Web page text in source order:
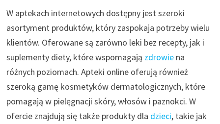
W aptekach internetowych dostępny jest szeroki
asortyment produktów, który zaspokaja potrzeby wielu
klientów. Oferowane są zarówno leki bez recepty, jak i
suplementy diety, które wspomagają zdrowiena
różnych poziomach. Apteki online oferują również
szeroką gamę kosmetyków dermatologicznych, które
pomagają w pielęgnacji skóry, włosów i paznokci. W
ofercie znajdują się także produkty dla dzieci, takie jak